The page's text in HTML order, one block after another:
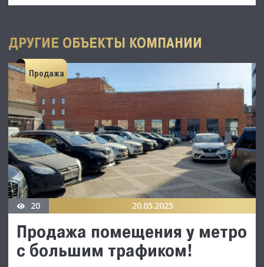
ДРУГИЕ ОБЪЕКТЫ КОМПАНИИ
Продажа
20 20.05.2025
Продажа помещения у метро
с большим трафиком!